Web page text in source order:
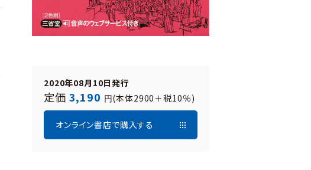
2020年08月10日発行
定価 3,190 円(本体2900＋税10％)
オンライン書店で購入する